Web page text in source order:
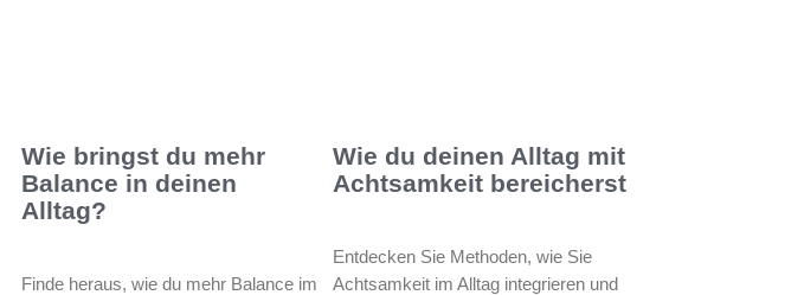
Wie bringst du mehr
Balance in deinen
Alltag?
Finde heraus, wie du mehr Balance im
Wie du deinen Alltag mit
Achtsamkeit bereicherst
Entdecken Sie Methoden, wie Sie
Achtsamkeit im Alltag integrieren und